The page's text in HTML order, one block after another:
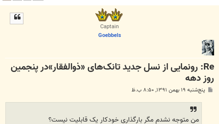
Captain
Goebbels
Re: رونمایی از نسل جدید تانک‌های «ذوالفقار»در پنجمین
روز دهه
س
پنج‌شنبه ۱۹ بهمن ۱۳۹۱, ۸:۵۰ ب.ظ
من متوجه نشدم مگر بارگذاری خودکار یک قابلیت نیست؟